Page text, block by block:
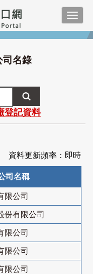
司名錄
登記資料
資料更新頻率：即時
司名稱
限公司
份有限公司
限公司
限公司
限公司